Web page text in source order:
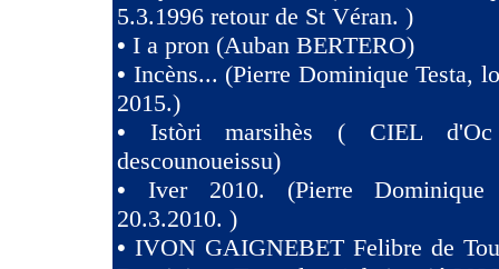
5.3.1996 retour de St Véran. )
• I a pron (Auban BERTERO)
• Incèns... (Pierre Dominique Testa,
2015.)
• Istòri marsihès ( CIEL
descounoueissu)
• Iver 2010. (Pierre
20.3.2010. )
• IVON GAIGNEBET Felibre de